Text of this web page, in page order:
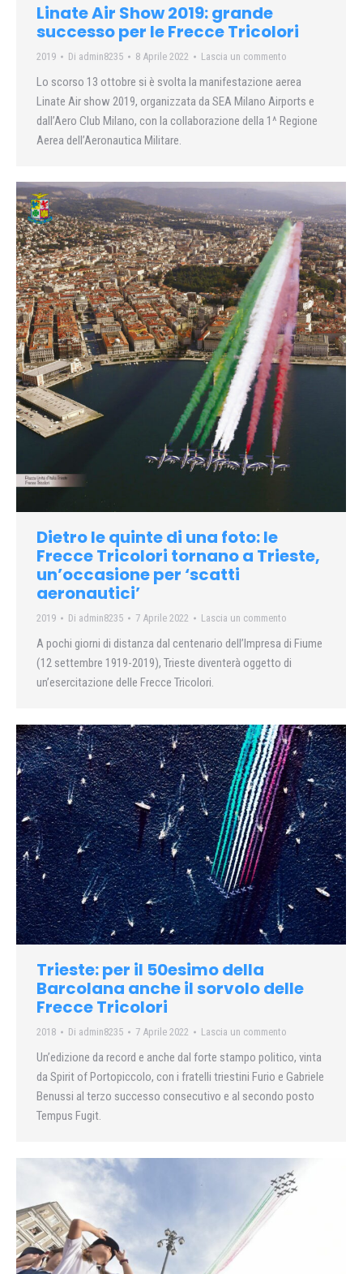
Linate Air Show 2019: grande
successo per le Frecce Tricolori
2019 Di admin8235 8 Aprile 2022 Lascia un commento
Lo scorso 13 ottobre si è svolta la manifestazione aerea
Linate Air show 2019, organizzata da SEA Milano Airports e
dall’Aero Club Milano, con la collaborazione della 1^ Regione
Aerea dell’Aeronautica Militare.
Dietro le quinte di una foto: le
Frecce Tricolori tornano a Trieste,
un’occasione per ‘scatti
aeronautici’
2019 Di admin8235 7 Aprile 2022 Lascia un commento
A pochi giorni di distanza dal centenario dell’Impresa di Fiume
(12 settembre 1919-2019), Trieste diventerà oggetto di
un’esercitazione delle Frecce Tricolori.
Trieste: per il 50esimo della
Barcolana anche il sorvolo delle
Frecce Tricolori
2018 Di admin8235 7 Aprile 2022 Lascia un commento
Un’edizione da record e anche dal forte stampo politico, vinta
da Spirit of Portopiccolo, con i fratelli triestini Furio e Gabriele
Benussi al terzo successo consecutivo e al secondo posto
Tempus Fugit.